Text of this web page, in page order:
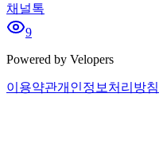
채널톡
9
Powered by Velopers
이용약관개인정보처리방침